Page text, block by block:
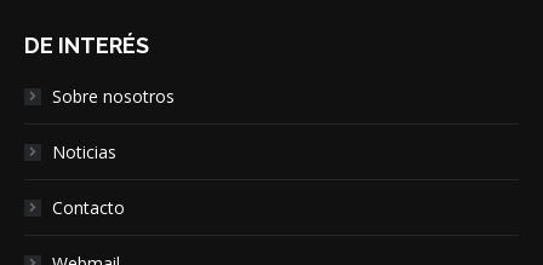
DE INTERÉS
Sobre nosotros
Noticias
Contacto